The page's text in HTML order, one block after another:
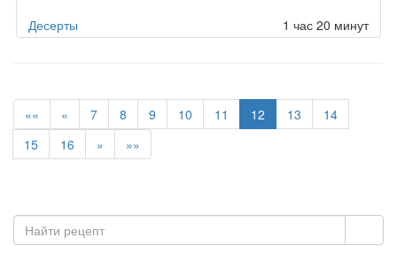
Десерты 1 час 20 минут
«« « 7 8 9 10 11 12 13
14
15
16 » »»